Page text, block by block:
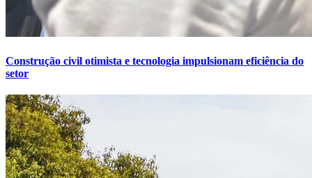
Construção civil otimista e tecnologia impulsionam eficiência do
setor